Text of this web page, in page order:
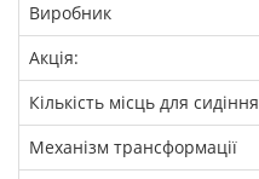
Виробник
Акція:
Кількість місць для сидіння
Механізм трансформації